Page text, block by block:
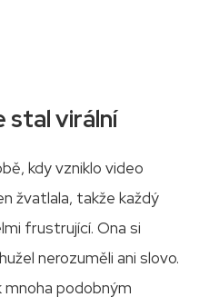
stal virální
kdy vzniklo video
žvatlala, takže každý
frustrující. Ona si
nerozuměli ani slovo.
podobným